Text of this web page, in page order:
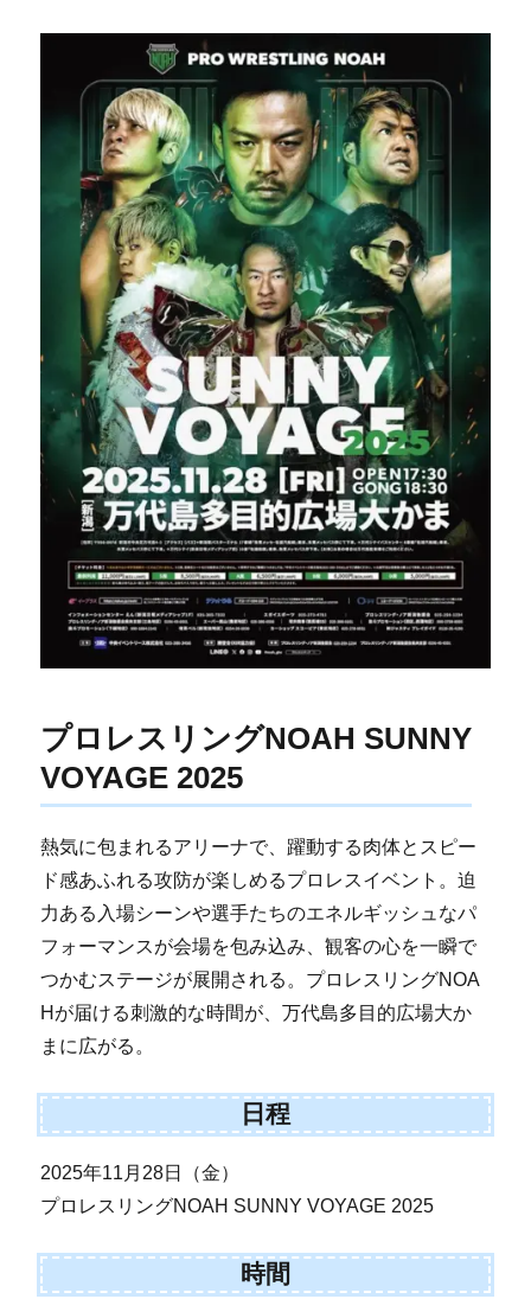
プロレスリングNOAH SUNNY
VOYAGE 2025
熱気に包まれるアリーナで、躍動する肉体とスピー
ド感あふれる攻防が楽しめるプロレスイベント。迫
力ある入場シーンや選手たちのエネルギッシュなパ
フォーマンスが会場を包み込み、観客の心を一瞬で
つかむステージが展開される。プロレスリングNOA
Hが届ける刺激的な時間が、万代島多目的広場大か
まに広がる。
日程
2025年11月28日（金）
プロレスリングNOAH SUNNY VOYAGE 2025
時間